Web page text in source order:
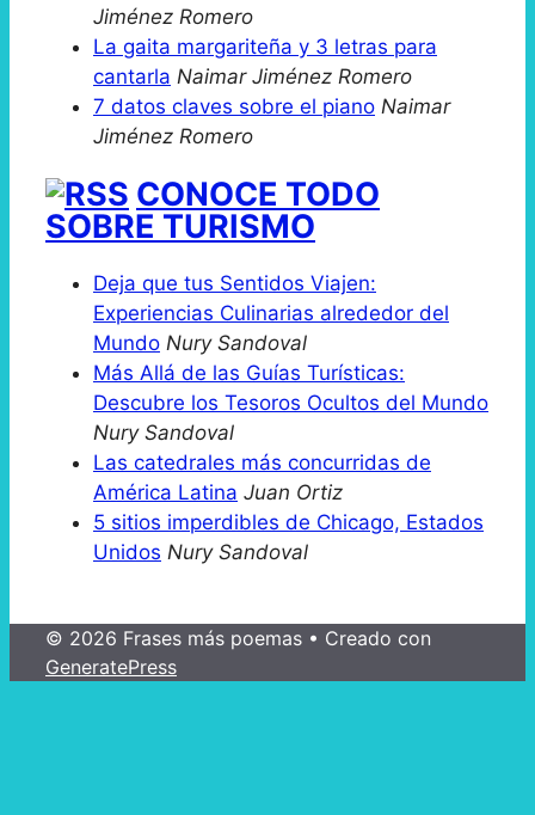
Jiménez Romero
La gaita margariteña y 3 letras para
cantarla Naimar Jiménez Romero
7 datos claves sobre el piano Naimar
Jiménez Romero
CONOCE TODO
SOBRE TURISMO
Deja que tus Sentidos Viajen:
Experiencias Culinarias alrededor del
Mundo Nury Sandoval
Más Allá de las Guías Turísticas:
Descubre los Tesoros Ocultos del Mundo
Nury Sandoval
Las catedrales más concurridas de
América Latina Juan Ortiz
5 sitios imperdibles de Chicago, Estados
Unidos Nury Sandoval
© 2026 Frases más poemas • Creado con
GeneratePress